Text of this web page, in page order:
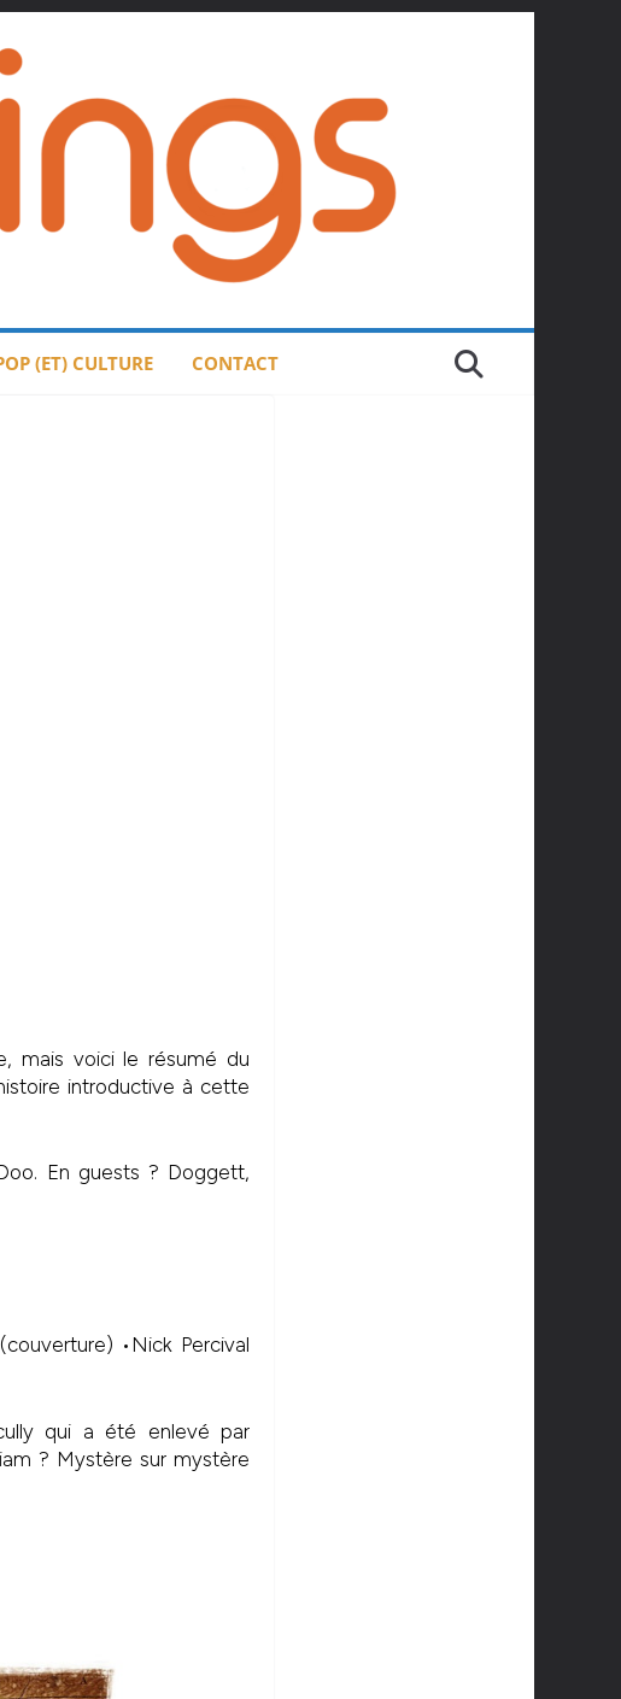
(ET) CULTURE CONTACT
mais voici le résumé du
introductive à cette
En guests ? Doggett,
•Nick Percival
qui a été enlevé par
? Mystère sur mystère